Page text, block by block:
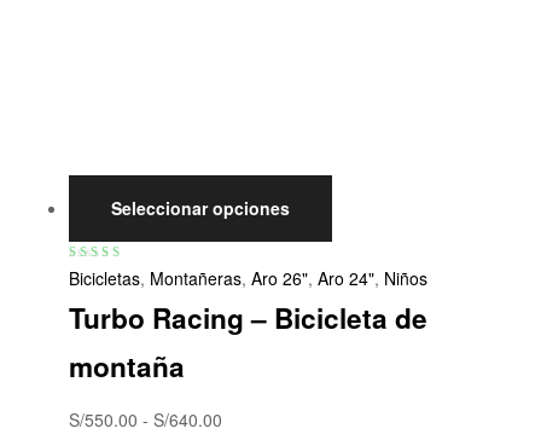
Seleccionar opciones
Valorado con
Bicicletas, Montañeras, Aro 26", Aro 24", Niños
Turbo Racing – Bicicleta de
montaña
S/550.00 - S/640.00